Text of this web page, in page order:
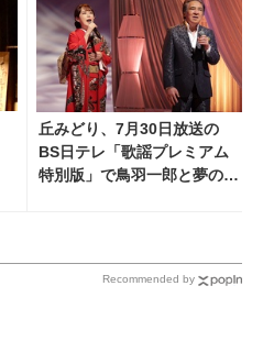
音源まで全164曲収録
丘みどり、7月30日放送の
BS日テレ「歌謡プレミアム
特別版」で鳥羽一郎と夢のデ
Recommended by